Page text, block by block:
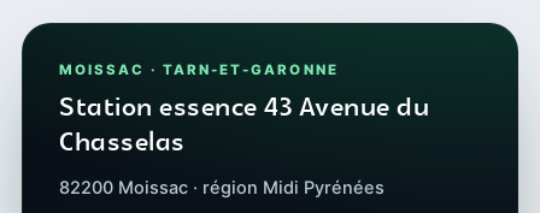
MOISSAC · TARN-ET-GARONNE
Station essence 43 Avenue du
Chasselas
82200 Moissac · région Midi Pyrénées